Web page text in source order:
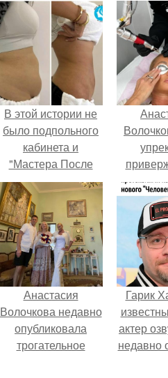
В этой истории не
было подпольного
кабинета и
"Мастера После
Двухнедельных
Курсов".
Анастасия
Волочкова недавно
опубликовала
трогательное
Гарик
актер
недавно